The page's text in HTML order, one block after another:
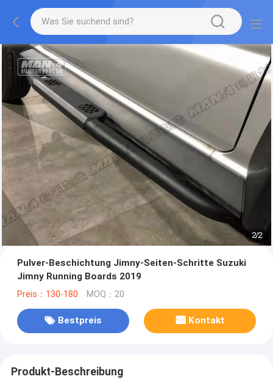
2/2
Pulver-Beschichtung Jimny-Seiten-Schritte Suzuki
Jimny Running Boards 2019
Preis：130-180 MOQ：20
Bestpreis Kontakt
Produkt-Beschreibung